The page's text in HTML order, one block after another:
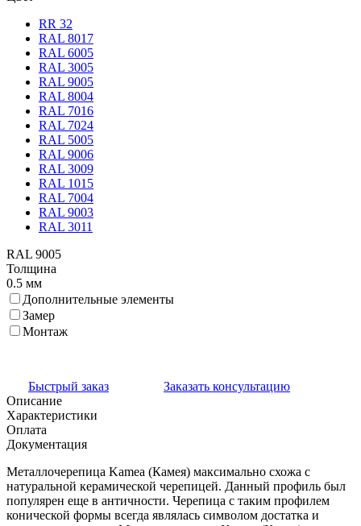
RR 32
RAL 8017
RAL 6005
RAL 3005
RAL 9005
RAL 8004
RAL 7016
RAL 7024
RAL 5005
RAL 9006
RAL 3009
RAL 1015
RAL 7004
RAL 9003
RAL 3011
RAL 9005
Толщина
0.5 мм
Дополнительные элементы
Замер
Монтаж
Быстрый заказ
Заказать консультацию
Описание
Характеристики
Оплата
Документация
Металлочерепица Kamea (Камея) максимально схожа с
натуральной керамической черепицей. Данный профиль был
популярен еще в античности. Черепица с таким профилем
конической формы всегда являлась символом достатка и